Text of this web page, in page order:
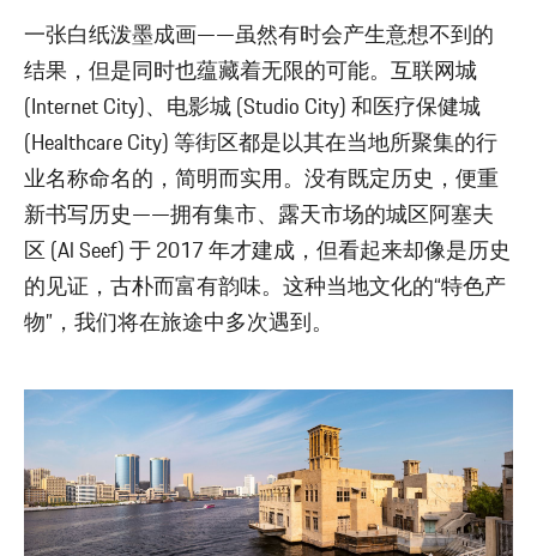
一张白纸泼墨成画——虽然有时会产生意想不到的
结果，但是同时也蕴藏着无限的可能。互联网城
(Internet City)、电影城 (Studio City) 和医疗保健城
(Healthcare City) 等街区都是以其在当地所聚集的行
业名称命名的，简明而实用。没有既定历史，便重
新书写历史——拥有集市、露天市场的城区阿塞夫
区 (Al Seef) 于 2017 年才建成，但看起来却像是历史
的见证，古朴而富有韵味。这种当地文化的“特色产
物”，我们将在旅途中多次遇到。